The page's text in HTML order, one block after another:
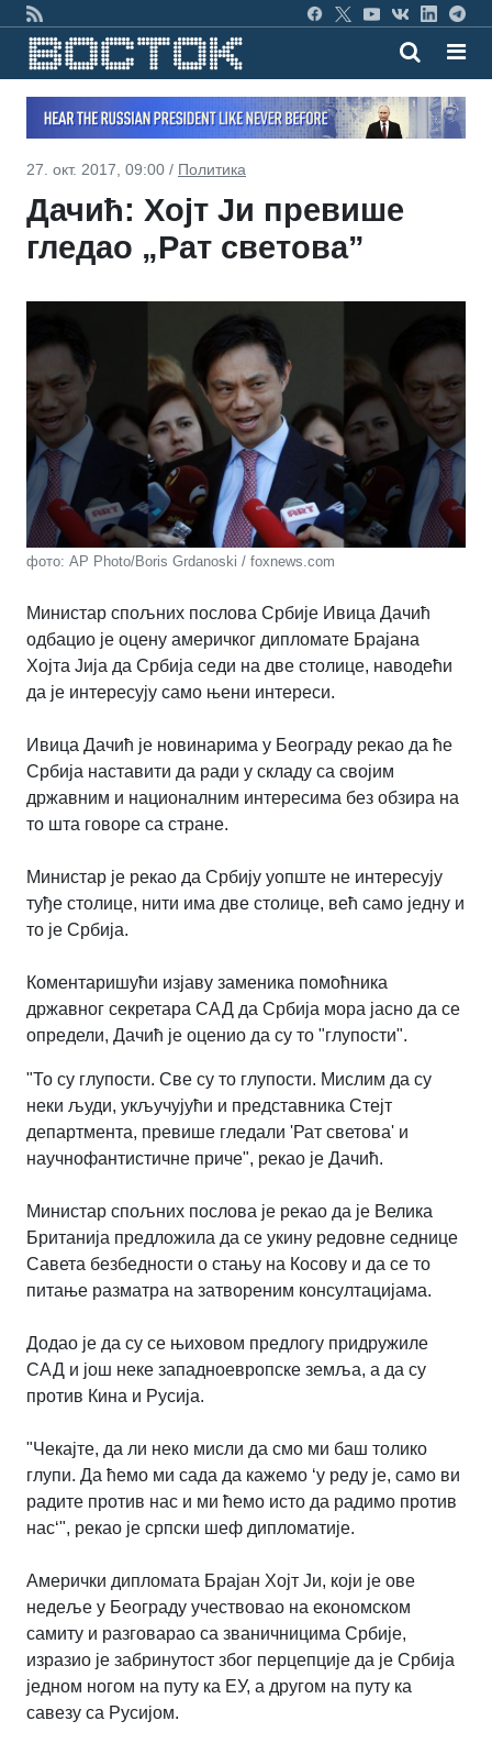
27. окт. 2017, 09:00 / Политика
Дачић: Хојт Ји превише
гледао „Рат светова”
фото: AP Photo/Boris Grdanoski / foxnews.com
Министар спољних послова Србије Ивица Дачић
одбацио је оцену америчког дипломате Брајaна
Хојта Јија да Србија седи на две столице, наводећи
да је интересују само њени интереси.
Ивица Дачић је новинарима у Београду рекао да ће
Србија наставити да ради у складу са својим
државним и националним интересима без обзира на
то шта говоре са стране.
Министар је рекао да Србију уопште не интерeсују
туђе столице, нити има две столице, већ само једну и
то је Србија.
Коментаришући изјаву заменика помоћника
државног секретара САД да Србија мора јасно да се
определи, Дачић је оценио да су то "глупости".
"То су глупости. Све су то глупости. Мислим да су
неки људи, укључујући и представника Стејт
департмента, превише гледали 'Рат светова' и
научнофантистичне приче", рекао је Дачић.
Министар спољних послова је рекао да је Велика
Британија предложила да се укину редовне седнице
Савета безбедности о стању на Косову и да се то
питање разматра на затвореним консултацијама.
Додао је да су се њиховом предлогу придружиле
САД и још неке западноевропске земља, а да су
против Кина и Русија.
"Чекајте, да ли неко мисли да смо ми баш толико
глупи. Да ћемо ми сада да кажемо ‘у реду је, само ви
радите против нас и ми ћемо исто да радимо против
нас‘", рекао је српски шеф дипломатије.
Амерички дипломата Брајан Хојт Ји, који је ове
недеље у Београду учествовао на економском
самиту и разговарао са званичницима Србије,
изразио је забринутост због перцепције да је Србија
једном ногом на путу ка ЕУ, а другом на путу ка
савезу са Русијом.